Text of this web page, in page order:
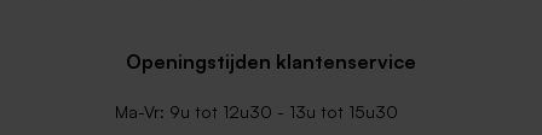
Openingstijden klantenservice
Ma-Vr: 9u tot 12u30 - 13u tot 15u30